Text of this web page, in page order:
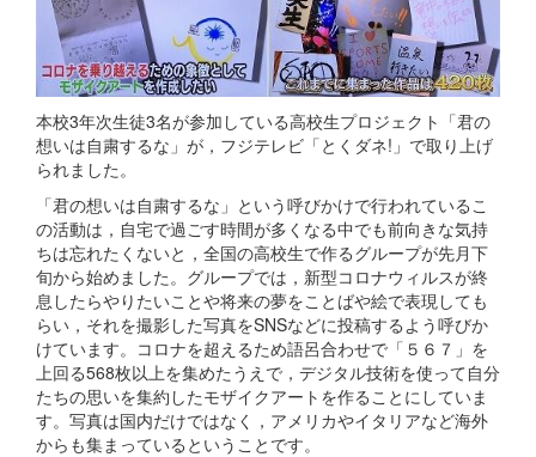
本校3年次生徒3名が参加している高校生プロジェクト「君の
想いは自粛するな」が，フジテレビ「とくダネ!」で取り上げ
られました。
「君の想いは自粛するな」という呼びかけで行われているこ
の活動は，自宅で過ごす時間が多くなる中でも前向きな気持
ちは忘れたくないと，全国の高校生で作るグループが先月下
旬から始めました。グループでは，新型コロナウィルスが終
息したらやりたいことや将来の夢をことばや絵で表現しても
らい，それを撮影した写真をSNSなどに投稿するよう呼びか
けています。コロナを超えるため語呂合わせで「５６７」を
上回る568枚以上を集めたうえで，デジタル技術を使って自分
たちの思いを集約したモザイクアートを作ることにしていま
す。写真は国内だけではなく，アメリカやイタリアなど海外
からも集まっているということです。